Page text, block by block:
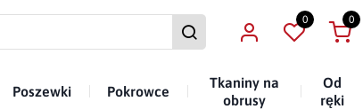
0 0
Poszewki Pokrowce
Tkaniny na
obrusy
Od
ręki